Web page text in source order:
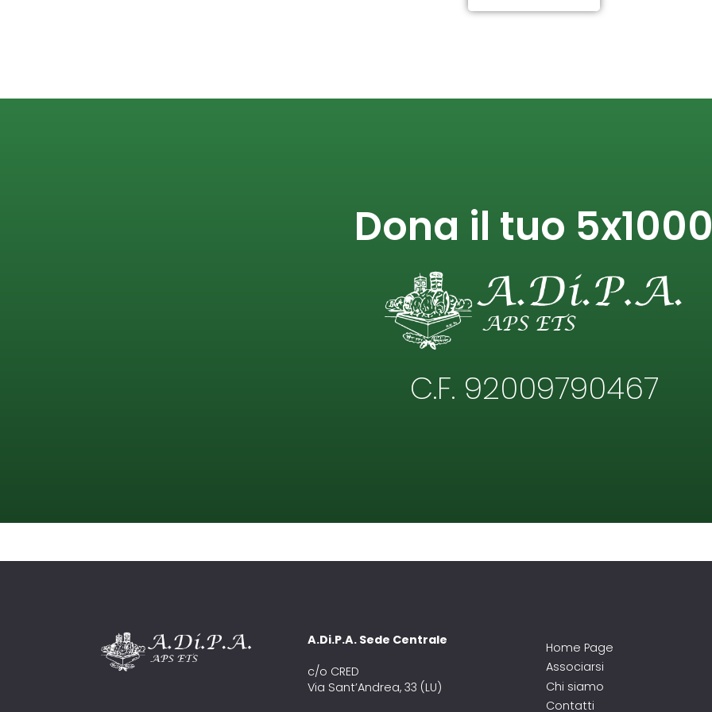
Dona il tuo
C.F. 92009790467
A.Di.P.A. Sede Centrale
c/o CRED
Via Sant’Andrea, 33 (LU)
Home Page
Associarsi
Chi siamo
Contatti